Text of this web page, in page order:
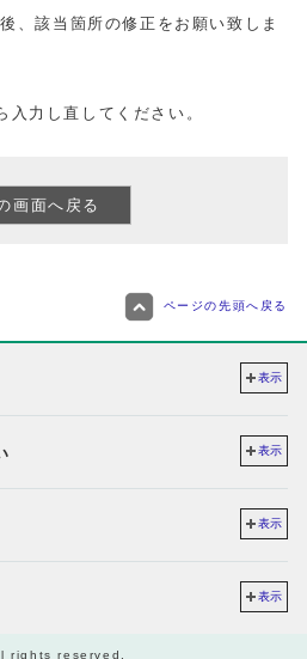
、該当箇所の修正をお願い致しま
力し直してください。
ページの先頭へ戻る
表示
表示
表示
表示
rights reserved.